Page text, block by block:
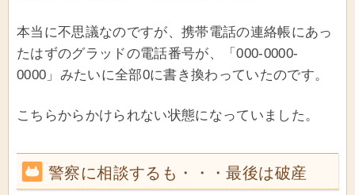
本当に不思議なのですが、携帯電話の連絡帳にあっ
たはずのグラッドの電話番号が、「000-0000-
0000」みたいに全部0に書き換わっていたのです。
こちらからかけられない状態になっていました。
警察に相談するも・・・最後は破産